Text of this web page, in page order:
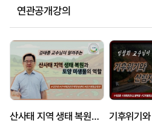
연관공개강의
산사태 지역 생태 복원과 토양 미생물의 역할